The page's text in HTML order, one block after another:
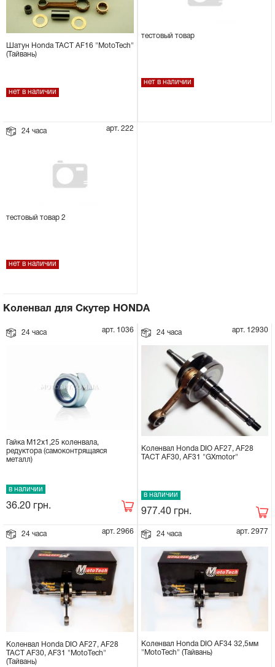
Шатун Honda TACT AF16 "MotoTech"
(Тайвань)
нет в наличии
тестовый товар
нет в наличии
24 часа арт. 222
тестовый товар 2
нет в наличии
Коленвал для Скутер HONDA
24 часа арт. 1036
Гайка М12x1,25 коленвала,
редуктора (самоконтрящаяся
металл)
в наличии
36.20 грн.
24 часа арт. 12930
Коленвал Honda DIO AF27, AF28
TACT AF30, AF31 "GXmotor"
в наличии
977.40 грн.
24 часа арт. 2966
Коленвал Honda DIO AF27, AF28
TACT AF30, AF31 "MotoTech"
(Тайвань)
24 часа арт. 2977
Коленвал Honda DIO AF34 32,5мм
"MotoTech" (Тайвань)